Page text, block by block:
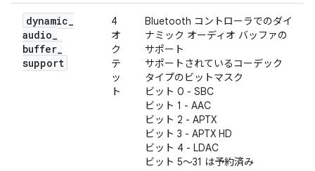
dynamic_
audio_
buffer_
support
4
オ
ク
テ
ッ
ト
Bluetooth コントローラでのダイ
ナミック オーディオ バッファの
サポート
サポートされているコーデック
タイプのビットマスク
ビット 0 - SBC
ビット 1 - AAC
ビット 2 - APTX
ビット 3 - APTX HD
ビット 4 - LDAC
ビット 5～31 は予約済み